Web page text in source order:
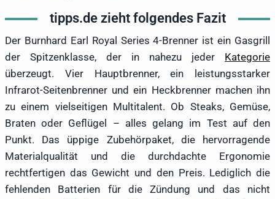
tipps.de zieht folgendes Fazit
Der Burnhard Earl Royal Series 4-Brenner ist ein Gasgrill
der Spitzenklasse, der in nahezu jeder Kategorie
überzeugt. Vier Hauptbrenner, ein leistungsstarker
Infrarot-Seitenbrenner und ein Heckbrenner machen ihn
zu einem vielseitigen Multitalent. Ob Steaks, Gemüse,
Braten oder Geflügel – alles gelang im Test auf den
Punkt. Das üppige Zubehörpaket, die hervorragende
Materialqualität und die durchdachte Ergonomie
rechtfertigen das Gewicht und den Preis. Lediglich die
fehlenden Batterien für die Zündung und das nicht